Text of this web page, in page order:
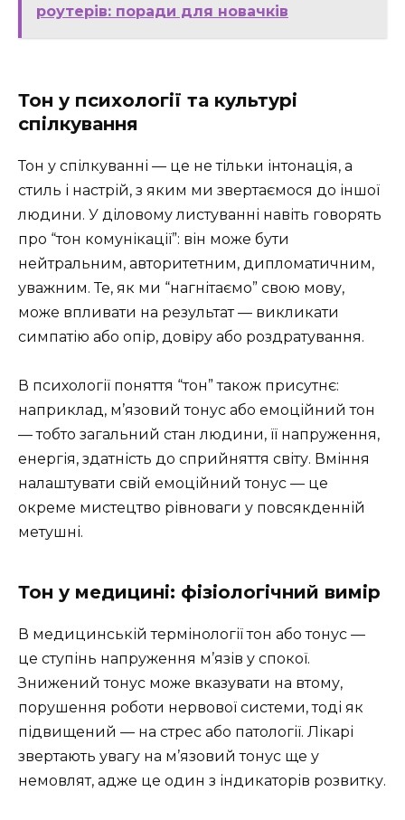
роутерів: поради для новачків
Тон у психології та культурі
спілкування
Тон у спілкуванні — це не тільки інтонація, а
стиль і настрій, з яким ми звертаємося до іншої
людини. У діловому листуванні навіть говорять
про “тон комунікації”: він може бути
нейтральним, авторитетним, дипломатичним,
уважним. Те, як ми “нагнітаємо” свою мову,
може впливати на результат — викликати
симпатію або опір, довіру або роздратування.
В психології поняття “тон” також присутнє:
наприклад, м’язовий тонус або емоційний тон
— тобто загальний стан людини, її напруження,
енергія, здатність до сприйняття світу. Вміння
налаштувати свій емоційний тонус — це
окреме мистецтво рівноваги у повсякденній
метушні.
Тон у медицині: фізіологічний вимір
В медицинській термінології тон або тонус —
це ступінь напруження м’язів у спокої.
Знижений тонус може вказувати на втому,
порушення роботи нервової системи, тоді як
підвищений — на стрес або патології. Лікарі
звертають увагу на м’язовий тонус ще у
немовлят, адже це один з індикаторів розвитку.